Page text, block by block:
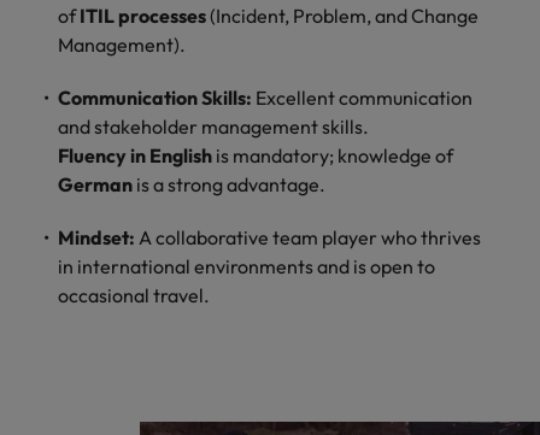
ofITIL processes(Incident, Problem, and Change
Management).
Communication Skills: Excellent communication
and stakeholder management skills.
Fluency in English is mandatory; knowledge of
German is a strong advantage.
Mindset: A collaborative team player who thrives
in international environments and is open to
occasional travel.